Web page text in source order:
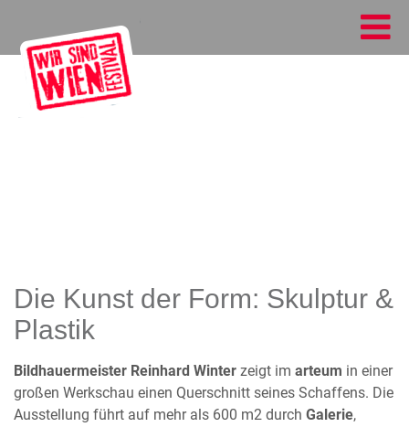
Die Kunst der Form: Skulptur &
Plastik
Bildhauermeister Reinhard Winter zeigt im arteum in einer
großen Werkschau einen Querschnitt seines Schaffens. Die
Ausstellung führt auf mehr als 600 m2 durch Galerie,